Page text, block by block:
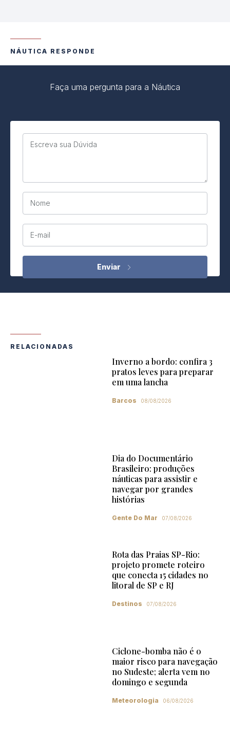
NÁUTICA RESPONDE
Faça uma pergunta para a Náutica
Escreva sua Dúvida
Nome
E-mail
RELACIONADAS
Inverno a bordo: confira 3
pratos leves para preparar
em uma lancha
Barcos 08/08/2026
Dia do Documentário
Brasileiro: produções
náuticas para assistir e
navegar por grandes
histórias
Gente Do Mar 07/08/2026
Rota das Praias SP-Rio:
projeto promete roteiro
que conecta 15 cidades no
litoral de SP e RJ
Destinos 07/08/2026
Ciclone-bomba não é o
maior risco para navegação
no Sudeste; alerta vem no
domingo e segunda
Meteorologia 06/08/2026